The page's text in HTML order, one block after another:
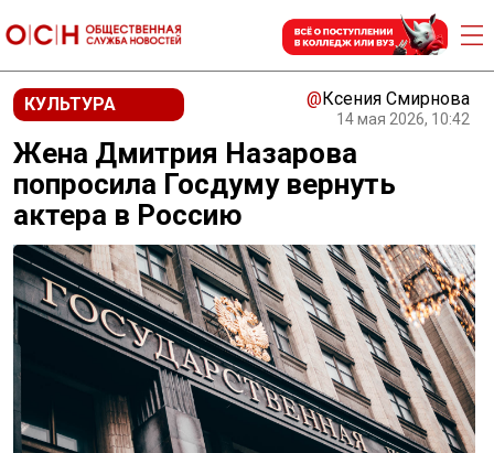
КУЛЬТУРА @Ксения Смирнова
14 мая 2026, 10:42
Жена Дмитрия Назарова
попросила Госдуму вернуть
актера в Россию